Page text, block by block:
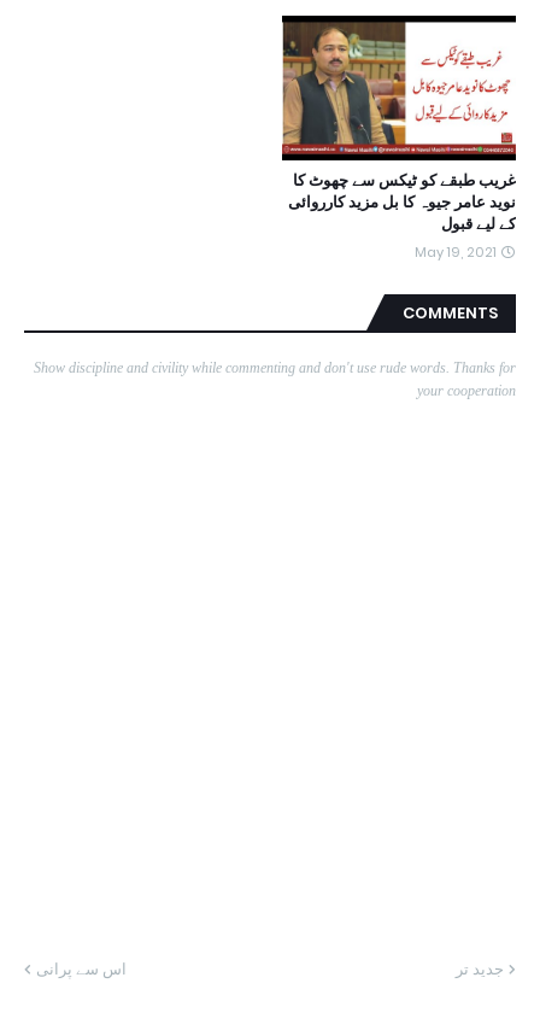
غریب طبقے کو ٹیکس سے چھوٹ کا
نوید عامر جیوہ کا بل مزید کارروائی
کے لیے قبول
May 19, 2021
COMMENTS
Show discipline and civility while commenting and don't use rude words. Thanks for
your cooperation
جدید تر اس سے پرانی